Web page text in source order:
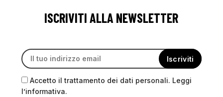
ISCRIVITI ALLA NEWSLETTER
Accetto il trattamento dei dati personali. Leggi
l’informativa.